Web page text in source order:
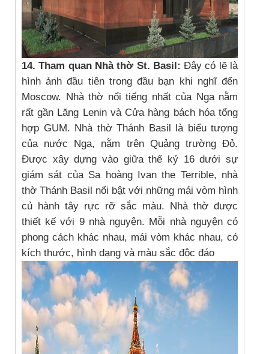
14. Tham quan Nhà thờ St. Basil: Đây có lẽ là
hình ảnh đầu tiên trong đầu bạn khi nghĩ đến
Moscow. Nhà thờ nổi tiếng nhất của Nga nằm
rất gần Lăng Lenin và Cửa hàng bách hóa tổng
hợp GUM. Nhà thờ Thánh Basil là biểu tượng
của nước Nga, nằm trên Quảng trường Đỏ.
Được xây dựng vào giữa thế kỷ 16 dưới sự
giám sát của Sa hoàng Ivan the Terrible, nhà
thờ Thánh Basil nổi bật với những mái vòm hình
củ hành tây rực rỡ sắc màu. Nhà thờ được
thiết kế với 9 nhà nguyện. Mỗi nhà nguyện có
phong cách khác nhau, mái vòm khác nhau, có
kích thước, hình dạng và màu sắc độc đáo